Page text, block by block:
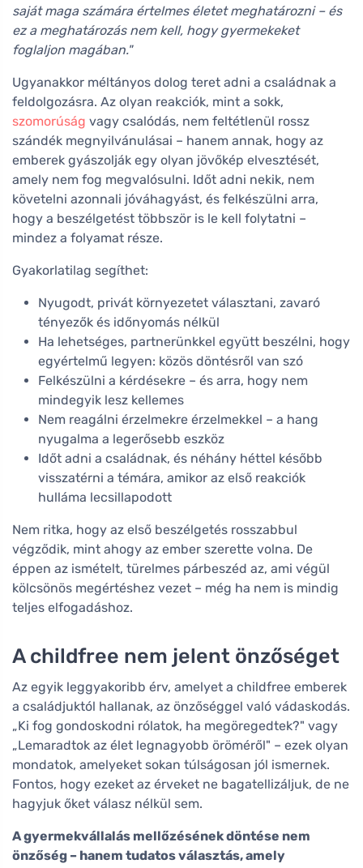
saját maga számára értelmes életet meghatározni – és
ez a meghatározás nem kell, hogy gyermekeket
foglaljon magában."
Ugyanakkor méltányos dolog teret adni a családnak a
feldolgozásra. Az olyan reakciók, mint a sokk,
szomorúság vagy csalódás, nem feltétlenül rossz
szándék megnyilvánulásai – hanem annak, hogy az
emberek gyászolják egy olyan jövőkép elvesztését,
amely nem fog megvalósulni. Időt adni nekik, nem
követelni azonnali jóváhagyást, és felkészülni arra,
hogy a beszélgetést többször is le kell folytatni –
mindez a folyamat része.
Gyakorlatilag segíthet:
Nyugodt, privát környezetet választani, zavaró
tényezők és időnyomás nélkül
Ha lehetséges, partnerünkkel együtt beszélni, hogy
egyértelmű legyen: közös döntésről van szó
Felkészülni a kérdésekre – és arra, hogy nem
mindegyik lesz kellemes
Nem reagálni érzelmekre érzelmekkel – a hang
nyugalma a legerősebb eszköz
Időt adni a családnak, és néhány héttel később
visszatérni a témára, amikor az első reakciók
hulláma lecsillapodott
Nem ritka, hogy az első beszélgetés rosszabbul
végződik, mint ahogy az ember szerette volna. De
éppen az ismételt, türelmes párbeszéd az, ami végül
kölcsönös megértéshez vezet – még ha nem is mindig
teljes elfogadáshoz.
A childfree nem jelent önzőséget
Az egyik leggyakoribb érv, amelyet a childfree emberek
a családjuktól hallanak, az önzőséggel való vádaskodás.
„Ki fog gondoskodni rólatok, ha megöregedtek?" vagy
„Lemaradtok az élet legnagyobb öröméről" – ezek olyan
mondatok, amelyeket sokan túlságosan jól ismernek.
Fontos, hogy ezeket az érveket ne bagatellizáljuk, de ne
hagyjuk őket válasz nélkül sem.
A gyermekvállalás mellőzésének döntése nem
önzőség – hanem tudatos választás, amely